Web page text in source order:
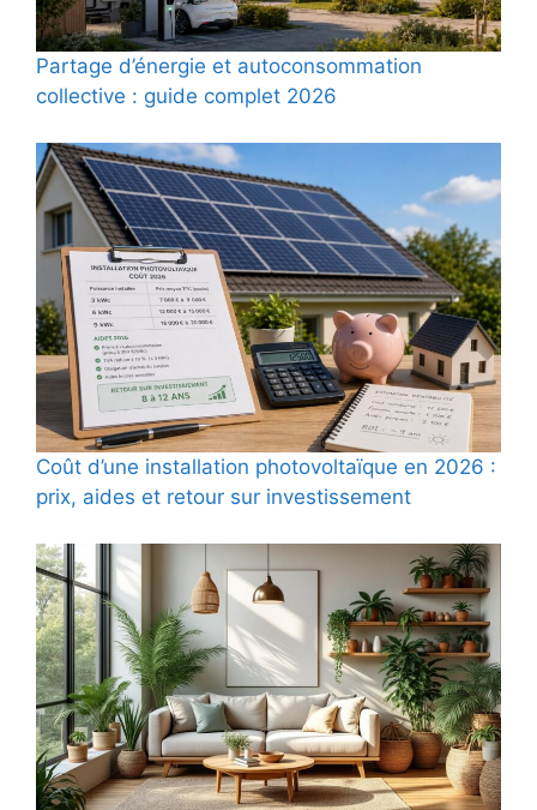
Partage d’énergie et autoconsommation
collective : guide complet 2026
Coût d’une installation photovoltaïque en 2026 :
prix, aides et retour sur investissement